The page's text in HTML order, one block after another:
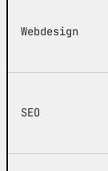
Webdesign
SEO